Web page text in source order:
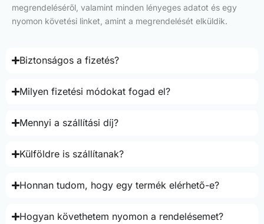
megrendeléséről, valamint minden lényeges adatot és egy
nyomon követési linket, amint a megrendelését elküldik.
Biztonságos a fizetés?
Milyen fizetési módokat fogad el?
Mennyi a szállítási díj?
Külföldre is szállítanak?
Honnan tudom, hogy egy termék elérhető-e?
Hogyan követhetem nyomon a rendelésemet?